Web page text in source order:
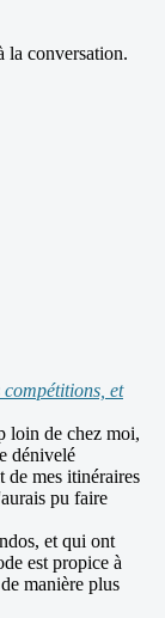
la conversation.
compétitions, et
loin de chez moi,
dénivelé
de mes itinéraires
pu faire
et qui ont
est propice à
manière plus